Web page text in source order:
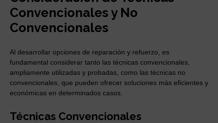
Convencionales y No
Convencionales
Al desarrollar opciones de reparación y refuerzo, es
fundamental considerar tanto las técnicas convencionales,
ampliamente utilizadas y probadas, como las técnicas no
convencionales, que pueden ofrecer soluciones más eficientes y
económicas en determinados casos.
Técnicas Convencionales